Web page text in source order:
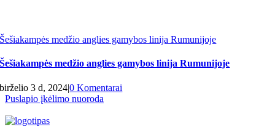
Šešiakampės medžio anglies gamybos linija Rumunijoje
Šešiakampės medžio anglies gamybos linija Rumunijoje
birželio 3 d, 2024|0 Komentarai
Puslapio įkėlimo nuoroda